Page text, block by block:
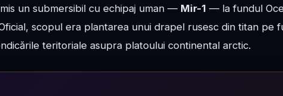
un submersibil cu echipaj uman — Mir-1 — la fundul
scopul era plantarea unui drapel rusesc din titan pe
teritoriale asupra platoului continental arctic.